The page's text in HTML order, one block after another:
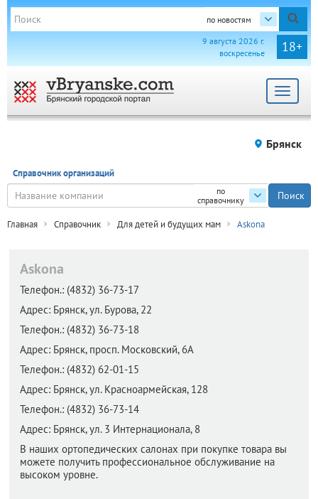
по новостям
18+
9 августа 2026 г.
воскресенье
Toggle
Брянск
Справочник организаций
по
справочнику
Главная Справочник Для детей и будущих мам Askona
Askona
Телефон.: (4832) 36-73-17
Адрес: Брянск,ул. Бурова, 22
Телефон.: (4832) 36-73-18
Адрес: Брянск, просп. Московский, 6А
Телефон.: (4832) 62-01-15
Адрес: Брянск,ул. Красноармейская, 128
Телефон.: (4832) 36-73-14
Адрес: Брянск,ул. 3 Интернационала, 8
В наших ортопедических салонах при покупке товара вы
можете получить профессиональное обслуживание на
высоком уровне.